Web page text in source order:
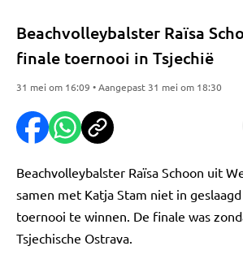
Beachvolleybalster Raïsa
finale toernooi in Tsjechië
31 mei om 16:09 • Aangepast 31 mei om 18:30
Beachvolleybalster Raïsa Schoon uit
samen met Katja Stam niet in
toernooi te winnen. De finale was
Tsjechische Ostrava.